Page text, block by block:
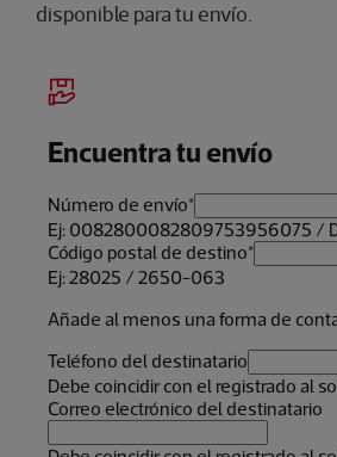
disponible para tu envío.